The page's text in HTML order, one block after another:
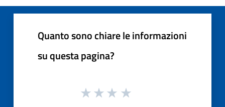
Quanto sono chiare le informazioni
su questa pagina?